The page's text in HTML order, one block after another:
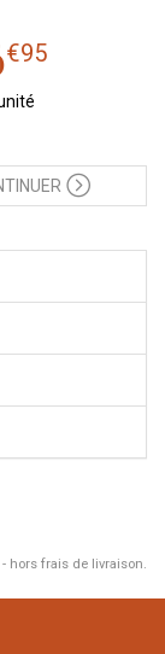
€95
hors frais de livraison.